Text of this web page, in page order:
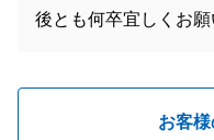
後とも何卒宜しくお願
お客